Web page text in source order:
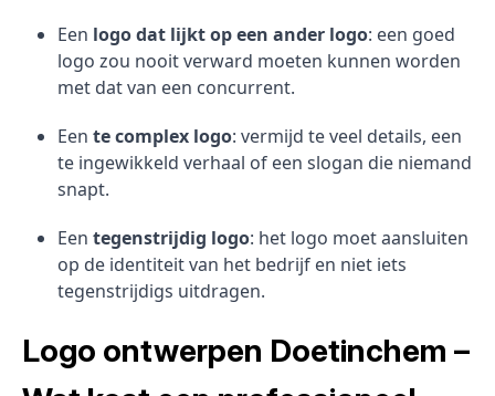
Een logo dat lijkt op een ander logo: een goed
logo zou nooit verward moeten kunnen worden
met dat van een concurrent.
Een te complex logo: vermijd te veel details, een
te ingewikkeld verhaal of een slogan die niemand
snapt.
Een tegenstrijdig logo: het logo moet aansluiten
op de identiteit van het bedrijf en niet iets
tegenstrijdigs uitdragen.
Logo ontwerpen Doetinchem –